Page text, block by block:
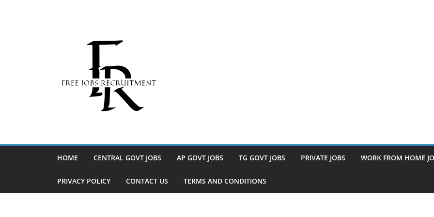
HOME CENTRAL GOVT JOBS AP GOVT JOBS TG GOVT JOBS PRIVATE JOBS WORK FROM HOME
PRIVACY POLICY CONTACT US TERMS AND CONDITIONS